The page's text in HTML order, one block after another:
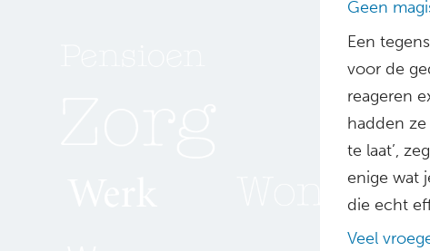
Geen
Een
voor de
reageren
hadden
te laat’,
enige wat
die echt
Veel